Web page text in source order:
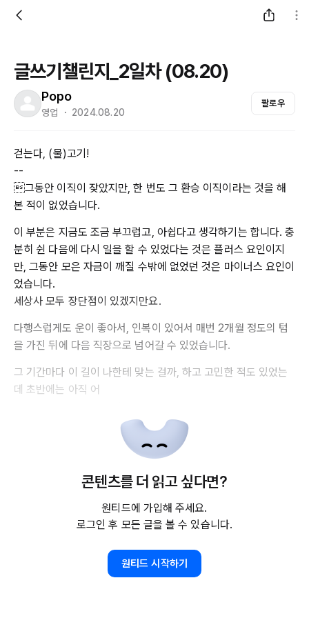
글쓰기챌린지_2일차 (08.20)
Popo
영업 ・ 2024.08.20
팔로우
걷는다, (물)고기!
--
그동안 이직이 잦았지만, 한 번도 그 환승 이직이라는 것을 해
본 적이 없었습니다.
이 부분은 지금도 조금 부끄럽고, 아쉽다고 생각하기는 합니다. 충
분히 쉰 다음에 다시 일을 할 수 있었다는 것은 플러스 요인이지
만, 그동안 모은 자금이 깨질 수밖에 없었던 것은 마이너스 요인이
었습니다.
세상사 모두 장단점이 있겠지만요.
다행스럽게도 운이 좋아서, 인복이 있어서 매번 2개월 정도의 텀
을 가진 뒤에 다음 직장으로 넘어갈 수 있었습니다.
그 기간마다 이 길이 나한테 맞는 걸까, 하고 고민한 적도 있었는
데 초반에는 아직 어
콘텐츠를 더 읽고 싶다면?
원티드에 가입해 주세요.
로그인 후 모든 글을 볼 수 있습니다.
원티드 시작하기